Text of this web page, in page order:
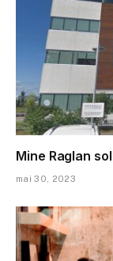
Mine Raglan
mai 30, 2023